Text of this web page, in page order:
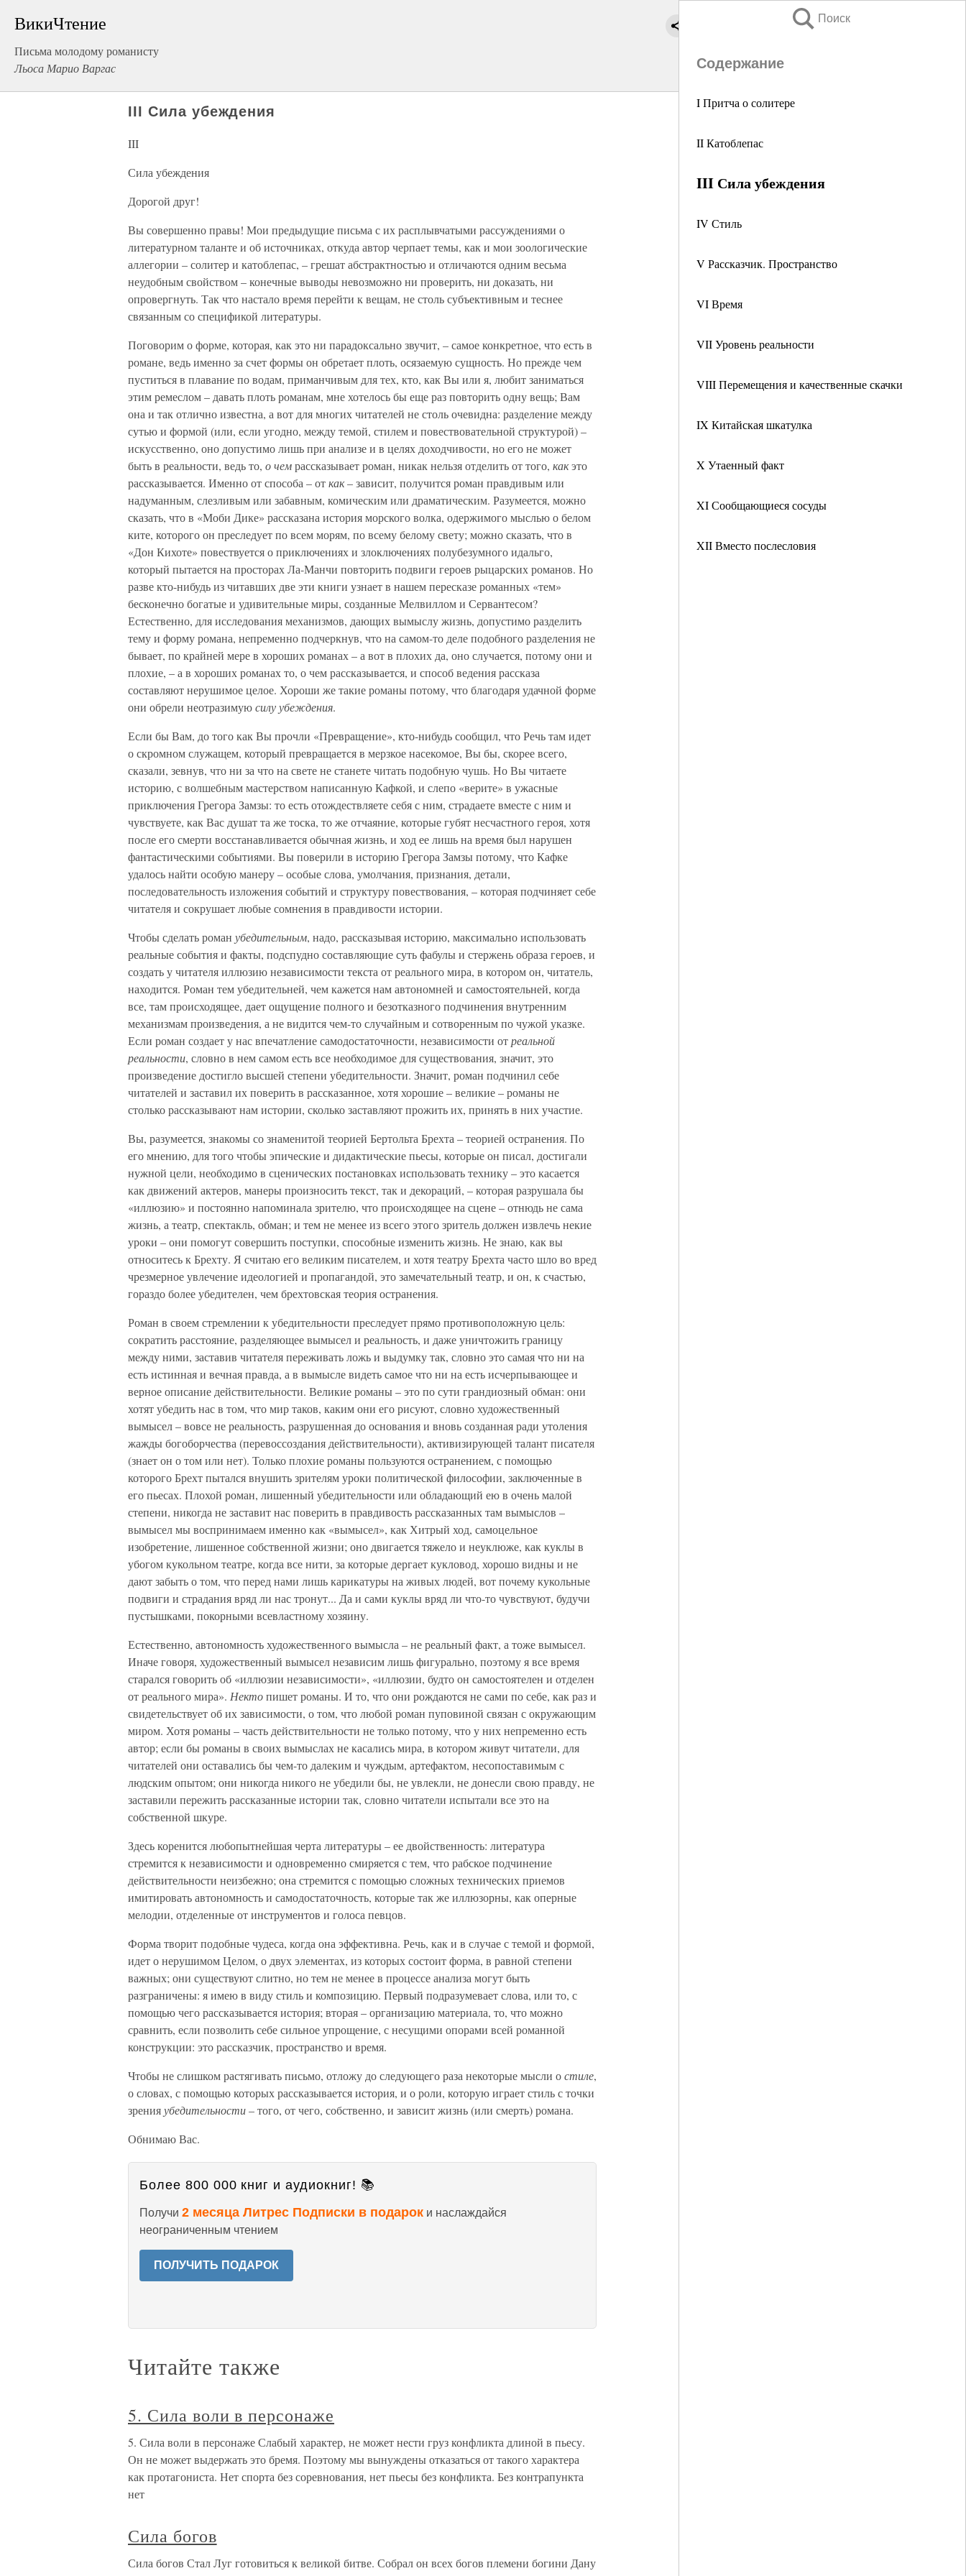
ВикиЧтение
Письма молодому романисту
Льоса Марио Варгас
Поиск
Содержание
I Притча о солитере
II Катоблепас
III Сила убеждения
IV Стиль
V Рассказчик. Пространство
VI Время
VII Уровень реальности
VIII Перемещения и качественные скачки
IX Китайская шкатулка
X Утаенный факт
XI Сообщающиеся сосуды
XII Вместо послесловия
III Сила убеждения
III
Сила убеждения
Дорогой друг!
Вы совершенно правы! Мои предыдущие письма с их расплывчатыми рассуждениями о
литературном таланте и об источниках, откуда автор черпает темы, как и мои зоологические
аллегории – солитер и катоблепас, – грешат абстрактностью и отличаются одним весьма
неудобным свойством – конечные выводы невозможно ни проверить, ни доказать, ни
опровергнуть. Так что настало время перейти к вещам, не столь субъективным и теснее
связанным со спецификой литературы.
Поговорим о форме, которая, как это ни парадоксально звучит, – самое конкретное, что есть в
романе, ведь именно за счет формы он обретает плоть, осязаемую сущность. Но прежде чем
пуститься в плавание по водам, приманчивым для тех, кто, как Вы или я, любит заниматься
этим ремеслом – давать плоть романам, мне хотелось бы еще раз повторить одну вещь; Вам
она и так отлично известна, а вот для многих читателей не столь очевидна: разделение между
сутью и формой (или, если угодно, между темой, стилем и повествовательной структурой) –
искусственно, оно допустимо лишь при анализе и в целях доходчивости, но его не может
быть в реальности, ведь то, о чемрассказывает роман, никак нельзя отделить от того, какэто
рассказывается. Именно от способа – откак– зависит, получится роман правдивым или
надуманным, слезливым или забавным, комическим или драматическим. Разумеется, можно
сказать, что в «Моби Дике» рассказана история морского волка, одержимого мыслью о белом
ките, которого он преследует по всем морям, по всему белому свету; можно сказать, что в
«Дон Кихоте» повествуется о приключениях и злоключениях полубезумного идальго,
который пытается на просторах Ла-Манчи повторить подвиги героев рыцарских романов. Но
разве кто-нибудь из читавших две эти книги узнает в нашем пересказе романных «тем»
бесконечно богатые и удивительные миры, созданные Мелвиллом и Сервантесом?
Естественно, для исследования механизмов, дающих вымыслу жизнь, допустимо разделить
тему и форму романа, непременно подчеркнув, что на самом-то деле подобного разделения не
бывает, по крайней мере в хороших романах – а вот в плохих да, оно случается, потому они и
плохие, – а в хороших романах то, о чем рассказывается, и способ ведения рассказа
составляют нерушимое целое. Хороши же такие романы потому, что благодаря удачной форме
они обрели неотразимуюсилу убеждения.
Если бы Вам, до того как Вы прочли «Превращение», кто-нибудь сообщил, что Речь там идет
о скромном служащем, который превращается в мерзкое насекомое, Вы бы, скорее всего,
сказали, зевнув, что ни за что на свете не станете читать подобную чушь. Но Вы читаете
историю, с волшебным мастерством написанную Кафкой, и слепо «верите» в ужасные
приключения Грегора Замзы: то есть отождествляете себя с ним, страдаете вместе с ним и
чувствуете, как Вас душат та же тоска, то же отчаяние, которые губят несчастного героя, хотя
после его смерти восстанавливается обычная жизнь, и ход ее лишь на время был нарушен
фантастическими событиями. Вы поверили в историю Грегора Замзы потому, что Кафке
удалось найти особую манеру – особые слова, умолчания, признания, детали,
последовательность изложения событий и структуру повествования, – которая подчиняет себе
читателя и сокрушает любые сомнения в правдивости истории.
Чтобы сделать роман убедительным, надо, рассказывая историю, максимально использовать
реальные события и факты, подспудно составляющие суть фабулы и стержень образа героев, и
создать у читателя иллюзию независимости текста от реального мира, в котором он, читатель,
находится. Роман тем убедительней, чем кажется нам автономней и самостоятельней, когда
все, там происходящее, дает ощущение полного и безотказного подчинения внутренним
механизмам произведения, а не видится чем-то случайным и сотворенным по чужой указке.
Если роман создает у нас впечатление самодостаточности, независимости отреальной
реальности, словно в нем самом есть все необходимое для существования, значит, это
произведение достигло высшей степени убедительности. Значит, роман подчинил себе
читателей и заставил их поверить в рассказанное, хотя хорошие – великие – романы не
столько рассказывают нам истории, сколько заставляют прожить их, принять в них участие.
Вы, разумеется, знакомы со знаменитой теорией Бертольта Брехта – теорией остранения. По
его мнению, для того чтобы эпические и дидактические пьесы, которые он писал, достигали
нужной цели, необходимо в сценических постановках использовать технику – это касается
как движений актеров, манеры произносить текст, так и декораций, – которая разрушала бы
«иллюзию» и постоянно напоминала зрителю, что происходящее на сцене – отнюдь не сама
жизнь, а театр, спектакль, обман; и тем не менее из всего этого зритель должен извлечь некие
уроки – они помогут совершить поступки, способные изменить жизнь. Не знаю, как вы
относитесь к Брехту. Я считаю его великим писателем, и хотя театру Брехта часто шло во вред
чрезмерное увлечение идеологией и пропагандой, это замечательный театр, и он, к счастью,
гораздо более убедителен, чем брехтовская теория остранения.
Роман в своем стремлении к убедительности преследует прямо противоположную цель:
сократить расстояние, разделяющее вымысел и реальность, и даже уничтожить границу
между ними, заставив читателя переживать ложь и выдумку так, словно это самая что ни на
есть истинная и вечная правда, а в вымысле видеть самое что ни на есть исчерпывающее и
верное описание действительности. Великие романы – это по сути грандиозный обман: они
хотят убедить нас в том, что мир таков, каким они его рисуют, словно художественный
вымысел – вовсе не реальность, разрушенная до основания и вновь созданная ради утоления
жажды богоборчества (перевоссоздания действительности), активизирующей талант писателя
(знает он о том или нет). Только плохие романы пользуются остранением, с помощью
которого Брехт пытался внушить зрителям уроки политической философии, заключенные в
его пьесах. Плохой роман, лишенный убедительности или обладающий ею в очень малой
степени, никогда не заставит нас поверить в правдивость рассказанных там вымыслов –
вымысел мы воспринимаем именно как «вымысел», как Хитрый ход, самоцельное
изобретение, лишенное собственной жизни; оно двигается тяжело и неуклюже, как куклы в
убогом кукольном театре, когда все нити, за которые дергает кукловод, хорошо видны и не
дают забыть о том, что перед нами лишь карикатуры на живых людей, вот почему кукольные
подвиги и страдания вряд ли нас тронут... Да и сами куклы вряд ли что-то чувствуют, будучи
пустышками, покорными всевластному хозяину.
Естественно, автономность художественного вымысла – не реальный факт, а тоже вымысел.
Иначе говоря, художественный вымысел независим лишь фигурально, поэтому я все время
старался говорить об «иллюзии независимости», «иллюзии, будто он самостоятелен и отделен
от реального мира». Нектопишет романы. И то, что они рождаются не сами по себе, как раз и
свидетельствует об их зависимости, о том, что любой роман пуповиной связан с окружающим
миром. Хотя романы – часть действительности не только потому, что у них непременно есть
автор; если бы романы в своих вымыслах не касались мира, в котором живут читатели, для
читателей они оставались бы чем-то далеким и чуждым, артефактом, несопоставимым с
людским опытом; они никогда никого не убедили бы, не увлекли, не донесли свою правду, не
заставили пережить рассказанные истории так, словно читатели испытали все это на
собственной шкуре.
Здесь коренится любопытнейшая черта литературы – ее двойственность: литература
стремится к независимости и одновременно смиряется с тем, что рабское подчинение
действительности неизбежно; она стремится с помощью сложных технических приемов
имитировать автономность и самодостаточность, которые так же иллюзорны, как оперные
мелодии, отделенные от инструментов и голоса певцов.
Форма творит подобные чудеса, когда она эффективна. Речь, как и в случае с темой и формой,
идет о нерушимом Целом, о двух элементах, из которых состоит форма, в равной степени
важных; они существуют слитно, но тем не менее в процессе анализа могут быть
разграничены: я имею в виду стиль и композицию. Первый подразумевает слова, или то, с
помощью чего рассказывается история; вторая – организацию материала, то, что можно
сравнить, если позволить себе сильное упрощение, с несущими опорами всей романной
конструкции: это рассказчик, пространство и время.
Чтобы не слишком растягивать письмо, отложу до следующего раза некоторые мысли остиле,
о словах, с помощью которых рассказывается история, и о роли, которую играет стиль с точки
зренияубедительности– того, от чего, собственно, и зависит жизнь (или смерть) романа.
Обнимаю Вас.
Более 800 000 книг и аудиокниг! 📚
Получи 2 месяца Литрес Подписки в подарок и наслаждайся
неограниченным чтением
ПОЛУЧИТЬ ПОДАРОК
Читайте также
5. Сила воли в персонаже
5. Сила воли в персонаже Слабый характер, не может нести груз конфликта длиной в пьесу.
Он не может выдержать это бремя. Поэтому мы вынуждены отказаться от такого характера
как протагониста. Нет спорта без соревнования, нет пьесы без конфликта. Без контрапункта
нет
Сила богов
Сила богов Стал Луг готовиться к великой битве. Собрал он всех богов племени богини Дану